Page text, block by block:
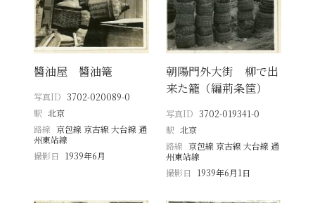
醬油屋 醬油篭
写真ID 3702-020089-0
駅 北京
路線 京包線 京古線 大台線 通
州東站線
撮影日
1939年6月
朝陽門外大街 柳で出
来た籠（編荊条筐）
写真ID 3702-019341-0
駅 北京
路線 京包線 京古線 大台線 通
州東站線
撮影日
1939年6月1日